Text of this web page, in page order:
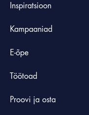
Inspiratsioon
Kampaaniad
E-õpe
Töötoad
Proovi ja osta